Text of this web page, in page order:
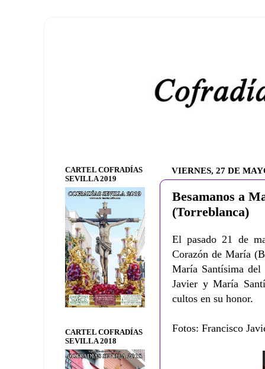
VIERNES, 27 DE
Besamanos a
(Torreblanca)
El pasado 21 de
Corazón de María
María Santísima del
Javier y María
cultos en su honor.
Fotos: Francisco
CARTEL COFRADÍAS
SEVILLA 2019
CARTEL COFRADÍAS
SEVILLA 2018